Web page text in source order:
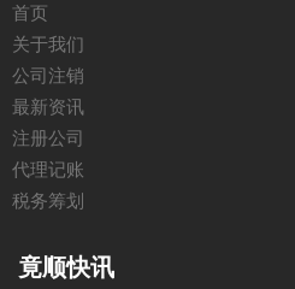
首页
关于我们
公司注销
最新资讯
注册公司
代理记账
税务筹划
竟顺快讯